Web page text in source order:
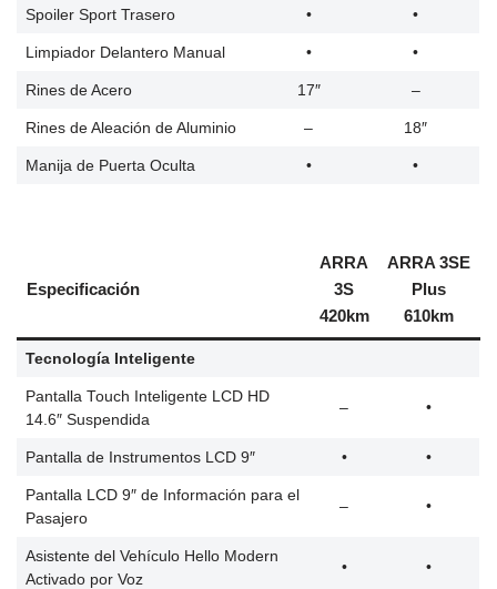
Spoiler Sport Trasero • •
Limpiador Delantero Manual • •
Rines de Acero 17″ –
Rines de Aleación de Aluminio – 18″
Manija de Puerta Oculta • •
Especificación
ARRA
3S
420km
ARRA 3SE
Plus
610km
Tecnología Inteligente
Pantalla Touch Inteligente LCD HD
14.6″ Suspendida
– •
Pantalla de Instrumentos LCD 9″ • •
Pantalla LCD 9″ de Información para el
Pasajero
– •
Asistente del Vehículo Hello Modern
Activado por Voz
• •